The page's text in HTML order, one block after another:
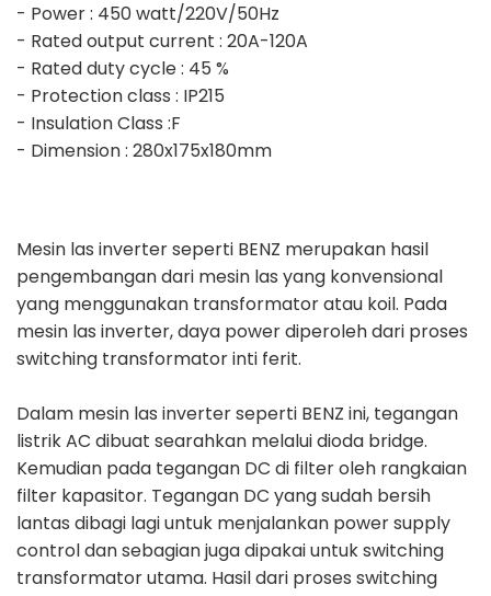
- Power : 450 watt/220V/50Hz
- Rated output current : 20A-120A
- Rated duty cycle : 45 %
- Protection class : IP215
- Insulation Class :F
- Dimension : 280x175x180mm
Mesin las inverter seperti BENZ merupakan hasil
pengembangan dari mesin las yang konvensional
yang menggunakan transformator atau koil. Pada
mesin las inverter, daya power diperoleh dari proses
switching transformator inti ferit.
Dalam mesin las inverter seperti BENZ ini, tegangan
listrik AC dibuat searahkan melalui dioda bridge.
Kemudian pada tegangan DC di filter oleh rangkaian
filter kapasitor. Tegangan DC yang sudah bersih
lantas dibagi lagi untuk menjalankan power supply
control dan sebagian juga dipakai untuk switching
transformator utama. Hasil dari proses switching